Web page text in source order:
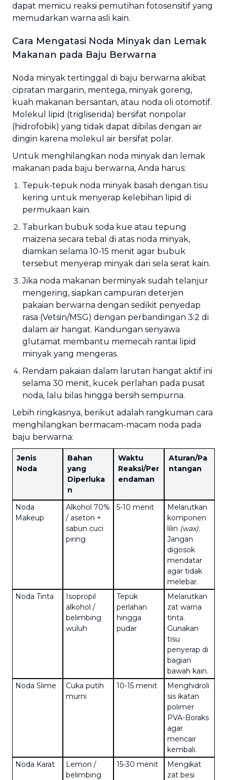
dapat memicu reaksi pemutihan fotosensitif yang
memudarkan warna asli kain.
Cara Mengatasi Noda Minyak dan Lemak
Makanan pada Baju Berwarna
Noda minyak tertinggal di baju berwarna akibat
cipratan margarin, mentega, minyak goreng,
kuah makanan bersantan, atau noda oli otomotif.
Molekul lipid (trigliserida) bersifat nonpolar
(hidrofobik) yang tidak dapat dibilas dengan air
dingin karena molekul air bersifat polar.
Untuk menghilangkan noda minyak dan lemak
makanan pada baju berwarna, Anda harus:
Tepuk-tepuk noda minyak basah dengan tisu
kering untuk menyerap kelebihan lipid di
permukaan kain.
Taburkan bubuk soda kue atau tepung
maizena secara tebal di atas noda minyak,
diamkan selama 10-15 menit agar bubuk
tersebut menyerap minyak dari sela serat kain.
Jika noda makanan berminyak sudah telanjur
mengering, siapkan campuran deterjen
pakaian berwarna dengan sedikit penyedap
rasa (Vetsin/MSG) dengan perbandingan 3:2 di
dalam air hangat. Kandungan senyawa
glutamat membantu memecah rantai lipid
minyak yang mengeras.
Rendam pakaian dalam larutan hangat aktif ini
selama 30 menit, kucek perlahan pada pusat
noda, lalu bilas hingga bersih sempurna.
Lebih ringkasnya, berikut adalah rangkuman cara
menghilangkan bermacam-macam noda pada
baju berwarna:
Jenis
Noda
Bahan
yang
Diperluka
n
Waktu
Reaksi/Per
endaman
Aturan/Pa
ntangan
Noda
Makeup
Alkohol 70%
/ aseton +
sabun cuci
piring
5-10 menit
Melarutkan
komponen
lilin (wax).
Jangan
digosok
mendatar
agar tidak
melebar.
Noda Tinta
Isopropil
alkohol /
belimbing
wuluh
Tepuk
perlahan
hingga
pudar
Melarutkan
zat warna
tinta.
Gunakan
tisu
penyerap di
bagian
bawah kain.
Noda Slime
Cuka putih
murni
10-15 menit
Menghidroli
sis ikatan
polimer
PVA-Boraks
agar
mencair
kembali.
Noda Karat
Lemon /
belimbing
15-30 menit
Mengikat
zat besi